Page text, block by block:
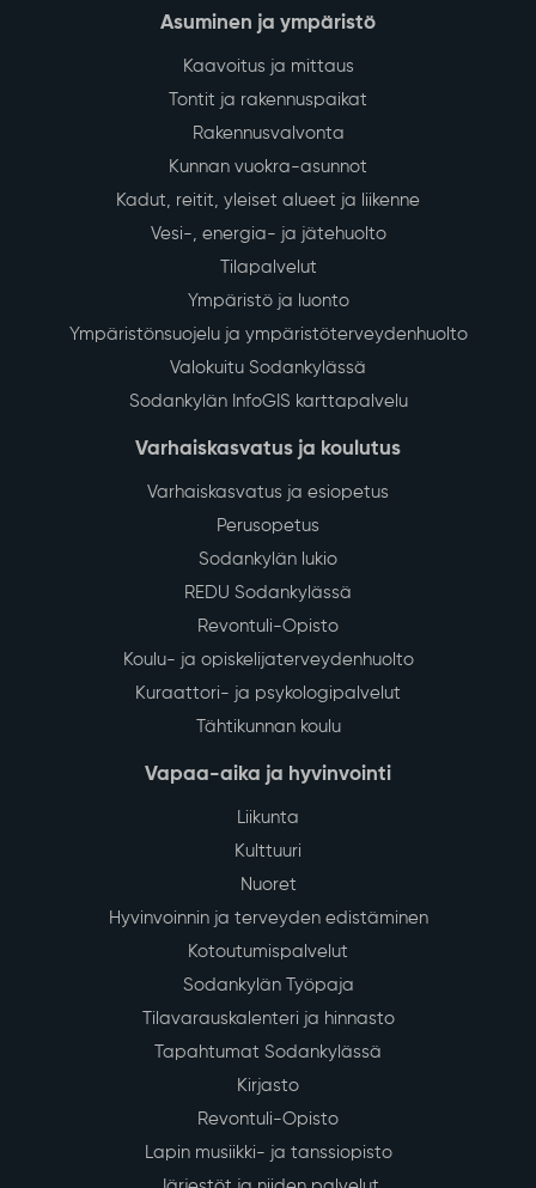
Asuminen ja ympäristö
Kaavoitus ja mittaus
Tontit ja rakennuspaikat
Rakennusvalvonta
Kunnan vuokra-asunnot
Kadut, reitit, yleiset alueet ja liikenne
Vesi-, energia- ja jätehuolto
Tilapalvelut
Ympäristö ja luonto
Ympäristönsuojelu ja ympäristöterveydenhuolto
Valokuitu Sodankylässä
Sodankylän InfoGIS karttapalvelu
Varhaiskasvatus ja koulutus
Varhaiskasvatus ja esiopetus
Perusopetus
Sodankylän lukio
REDU Sodankylässä
Revontuli-Opisto
Koulu- ja opiskelijaterveydenhuolto
Kuraattori- ja psykologipalvelut
Tähtikunnan koulu
Vapaa-aika ja hyvinvointi
Liikunta
Kulttuuri
Nuoret
Hyvinvoinnin ja terveyden edistäminen
Kotoutumispalvelut
Sodankylän Työpaja
Tilavarauskalenteri ja hinnasto
Tapahtumat Sodankylässä
Kirjasto
Revontuli-Opisto
Lapin musiikki- ja tanssiopisto